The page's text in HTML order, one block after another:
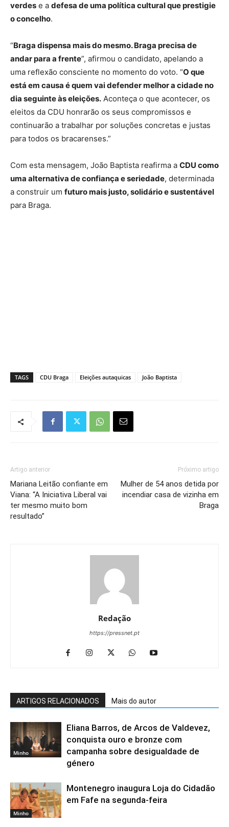
verdes e a defesa de uma política cultural que prestigie
o concelho.
“Braga dispensa mais do mesmo. Braga precisa de
andar para a frente”, afirmou o candidato, apelando a
uma reflexão consciente no momento do voto. “O que
está em causa é quem vai defender melhor a cidade no
dia seguinte às eleições. Aconteça o que acontecer, os
eleitos da CDU honrarão os seus compromissos e
continuarão a trabalhar por soluções concretas e justas
para todos os bracarenses.”
Com esta mensagem, João Baptista reafirma a CDU como
uma alternativa de confiança e seriedade, determinada
a construir um futuro mais justo, solidário e sustentável
para Braga.
TAGS CDU Braga Eleições autaquicas João Baptista
Artigo anterior
Mariana Leitão confiante em
Viana: “A Iniciativa Liberal vai
ter mesmo muito bom
resultado”
Próximo artigo
Mulher de 54 anos detida por
incendiar casa de vizinha em
Braga
Redação
https://pressnet.pt
ARTIGOS RELACIONADOS Mais do autor
Minho
Eliana Barros, de Arcos de Valdevez,
conquista ouro e bronze com
campanha sobre desigualdade de
género
Minho
Montenegro inaugura Loja do Cidadão
em Fafe na segunda-feira